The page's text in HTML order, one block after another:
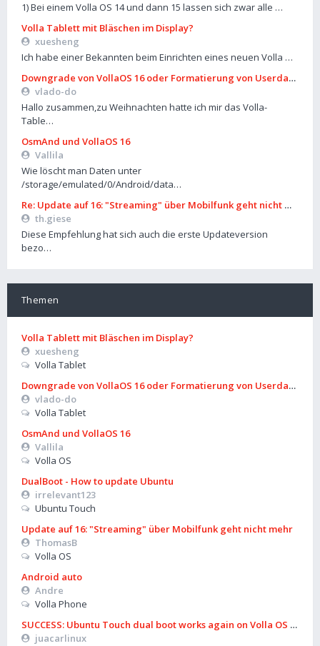
1) Bei einem Volla OS 14 und dann 15 lassen sich zwar alle …
Volla Tablett mit Bläschen im Display?
xuesheng
Ich habe einer Bekannten beim Einrichten eines neuen Volla …
Downgrade von VollaOS 16 oder Formatierung von Userdata
vlado-do
Hallo zusammen,zu Weihnachten hatte ich mir das Volla-
Table…
OsmAnd und VollaOS 16
Vallila
Wie löscht man Daten unter
/storage/emulated/0/Android/data…
Re: Update auf 16: "Streaming" über Mobilfunk geht nicht mehr
th.giese
Diese Empfehlung hat sich auch die erste Updateversion
bezo…
Themen
Volla Tablett mit Bläschen im Display?
xuesheng
Volla Tablet
Downgrade von VollaOS 16 oder Formatierung von Userdata
vlado-do
Volla Tablet
OsmAnd und VollaOS 16
Vallila
Volla OS
DualBoot - How to update Ubuntu
irrelevant123
Ubuntu Touch
Update auf 16: "Streaming" über Mobilfunk geht nicht mehr
ThomasB
Volla OS
Android auto
Andre
Volla Phone
SUCCESS: Ubuntu Touch dual boot works again on Volla OS 16
juacarlinux